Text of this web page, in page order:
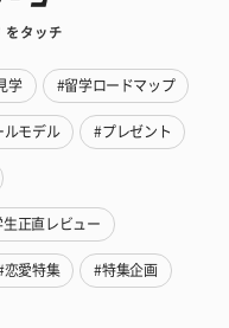
をタッチ
学 #留学ロードマップ
ルモデル #プレゼント
生正直レビュー
恋愛特集 #特集企画